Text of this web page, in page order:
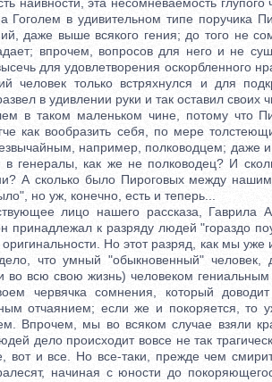
наивности, эта несомневаемость
Гоголем в удивительном типе поручика
даже выше всякого гения; до того не
впрочем, вопросов для него и не
для удовлетворения оскорбленного
человек только встряхнулся и для
в удивлении руки и так оставил своих
в таком маленьком чине, потому что
как вообразить себя, по мере
например, полководцем; даже
в генералы, как же не полководец? И
А сколько было Пироговых между
но уж, конечно, есть и теперь...
лицо нашего рассказа, Гаврила
принадлежал к разряду людей "гораздо
Но этот разряд, как мы
что умный "обыкновенный"
во всю свою жизнь) человеком
червячка сомнения, который
отчаянием; если же и покоряется, то
Впрочем, мы во всяком случае взяли
дело происходит вовсе не так
вот и все. Но все-таки, прежде чем
начиная с юности до